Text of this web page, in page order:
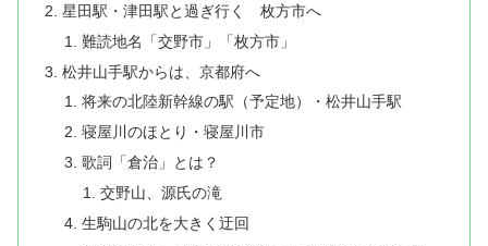
星田駅・津田駅と過ぎ行く 枚方市へ
難読地名「交野市」「枚方市」
松井山手駅からは、京都府へ
将来の北陸新幹線の駅（予定地）・松井山手駅
寝屋川のほとり・寝屋川市
歌詞「倉治」とは？
交野山、源氏の滝
生駒山の北を大きく迂回